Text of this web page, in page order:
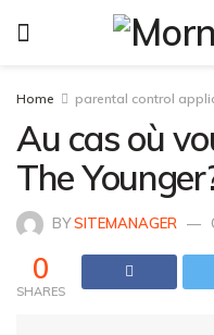
Home parental control
Au cas où
The
BYSITEMANAGER
0
SHARES